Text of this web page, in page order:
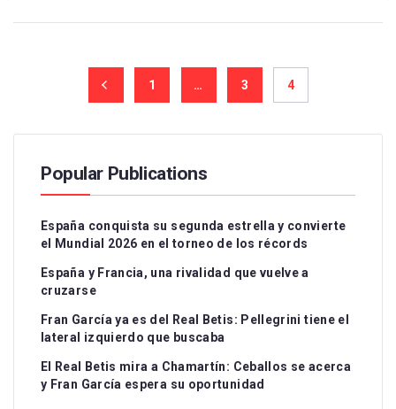
1 … 3 4
Popular Publications
España conquista su segunda estrella y convierte
el Mundial 2026 en el torneo de los récords
España y Francia, una rivalidad que vuelve a
cruzarse
Fran García ya es del Real Betis: Pellegrini tiene el
lateral izquierdo que buscaba
El Real Betis mira a Chamartín: Ceballos se acerca
y Fran García espera su oportunidad